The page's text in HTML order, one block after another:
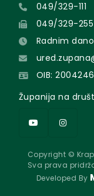
049/329-111
049/329-255
Radnim
OIB:
Županija na
Copyright ©
Sva prava
Developed By